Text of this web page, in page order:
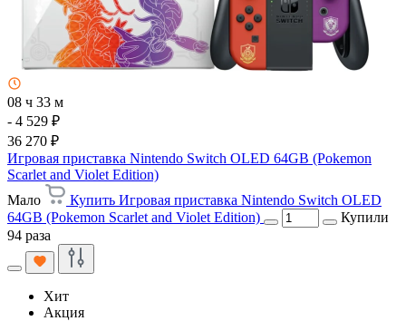
08 ч 33 м
- 4 529 ₽
36 270 ₽
Игровая приставка Nintendo Switch OLED 64GB (Pokemon
Scarlet and Violet Edition)
Мало
Купить Игровая приставка Nintendo Switch OLED
64GB (Pokemon Scarlet and Violet Edition)
Купили
94 раза
Хит
Акция